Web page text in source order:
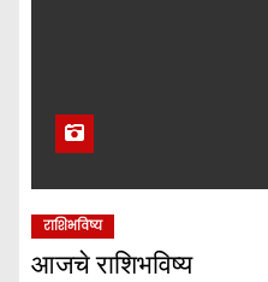
राशिभविष्य
आजचे राशिभविष्य